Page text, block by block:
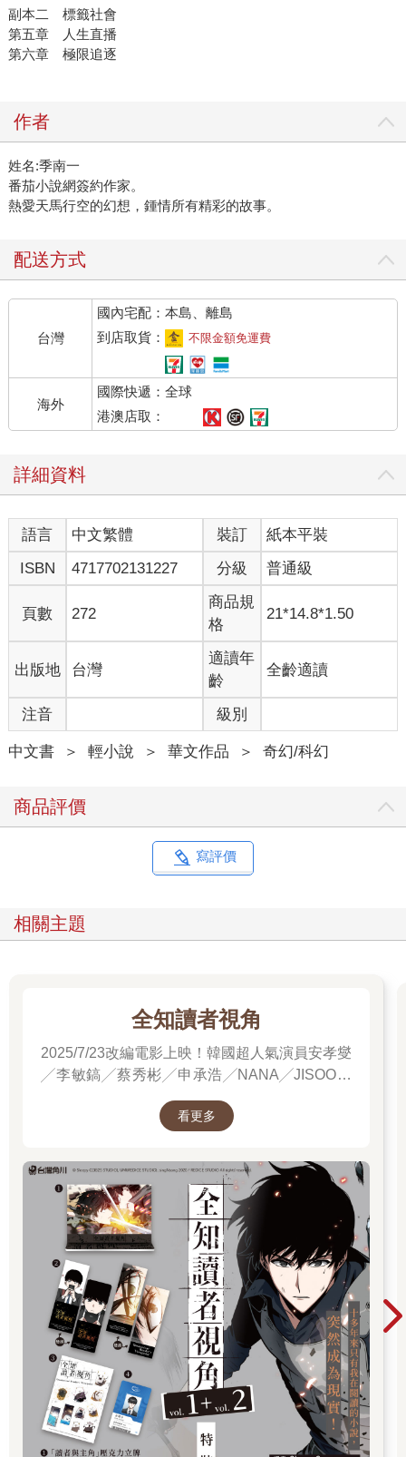
副本二 標籤社會
第五章 人生直播
第六章 極限追逐
作者
姓名:季南一
番茄小說網簽約作家。
熱愛天馬行空的幻想，鍾情所有精彩的故事。
配送方式
台灣
國內宅配：本島、離島
到店取貨：
不限金額免運費
海外
國際快遞：全球
港澳店取：
詳細資料
語言 中文繁體 裝訂
紙本平裝
ISBN
4717702131227 分級 普通級
頁數 272
商品規
格
21*14.8*1.50
出版地 台灣
適讀年
齡
全齡適讀
注音 級別
中文書 ＞ 輕小說 ＞ 華文作品 ＞ 奇幻/科幻
商品評價
寫評價
相關主題
全知讀者視角
2025/7/23改編電影上映！韓國超人氣演員安孝燮
╱李敏鎬╱蔡秀彬╱申承浩╱NANA╱JISOO領
看更多